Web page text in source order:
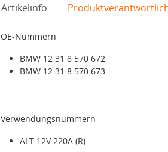
Artikelinfo
OE-Nummern
BMW 12 31 8 570 672
BMW 12 31 8 570 673
Verwendungsnummern
ALT 12V 220A (R)